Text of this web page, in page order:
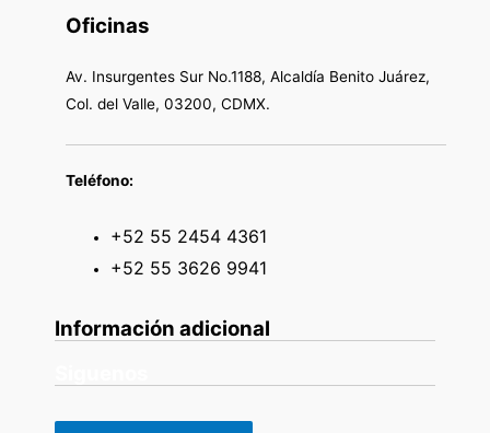
Oficinas
Av. Insurgentes Sur No.1188, Alcaldía Benito Juárez,
Col. del Valle, 03200, CDMX.
Teléfono:
+52 55 2454 4361
+52 55 3626 9941
Información adicional